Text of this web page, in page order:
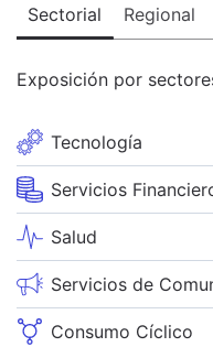
Sectorial Regional
Exposición por
Tecnología
Servicios
Salud
Servicios de
Consumo Cíclico